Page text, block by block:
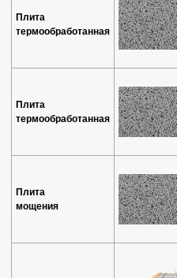
Плита
термообработанная
Плита
термообработанная
Плита
мощения